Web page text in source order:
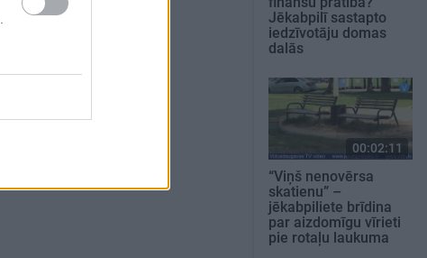
Jēkabpilī sastapto
iedzīvotāju domas
dalās
00:02:11
“Viņš nenovērsa
skatienu” –
jēkabpiliete brīdina
par aizdomīgu vīrieti
pie rotaļu laukuma